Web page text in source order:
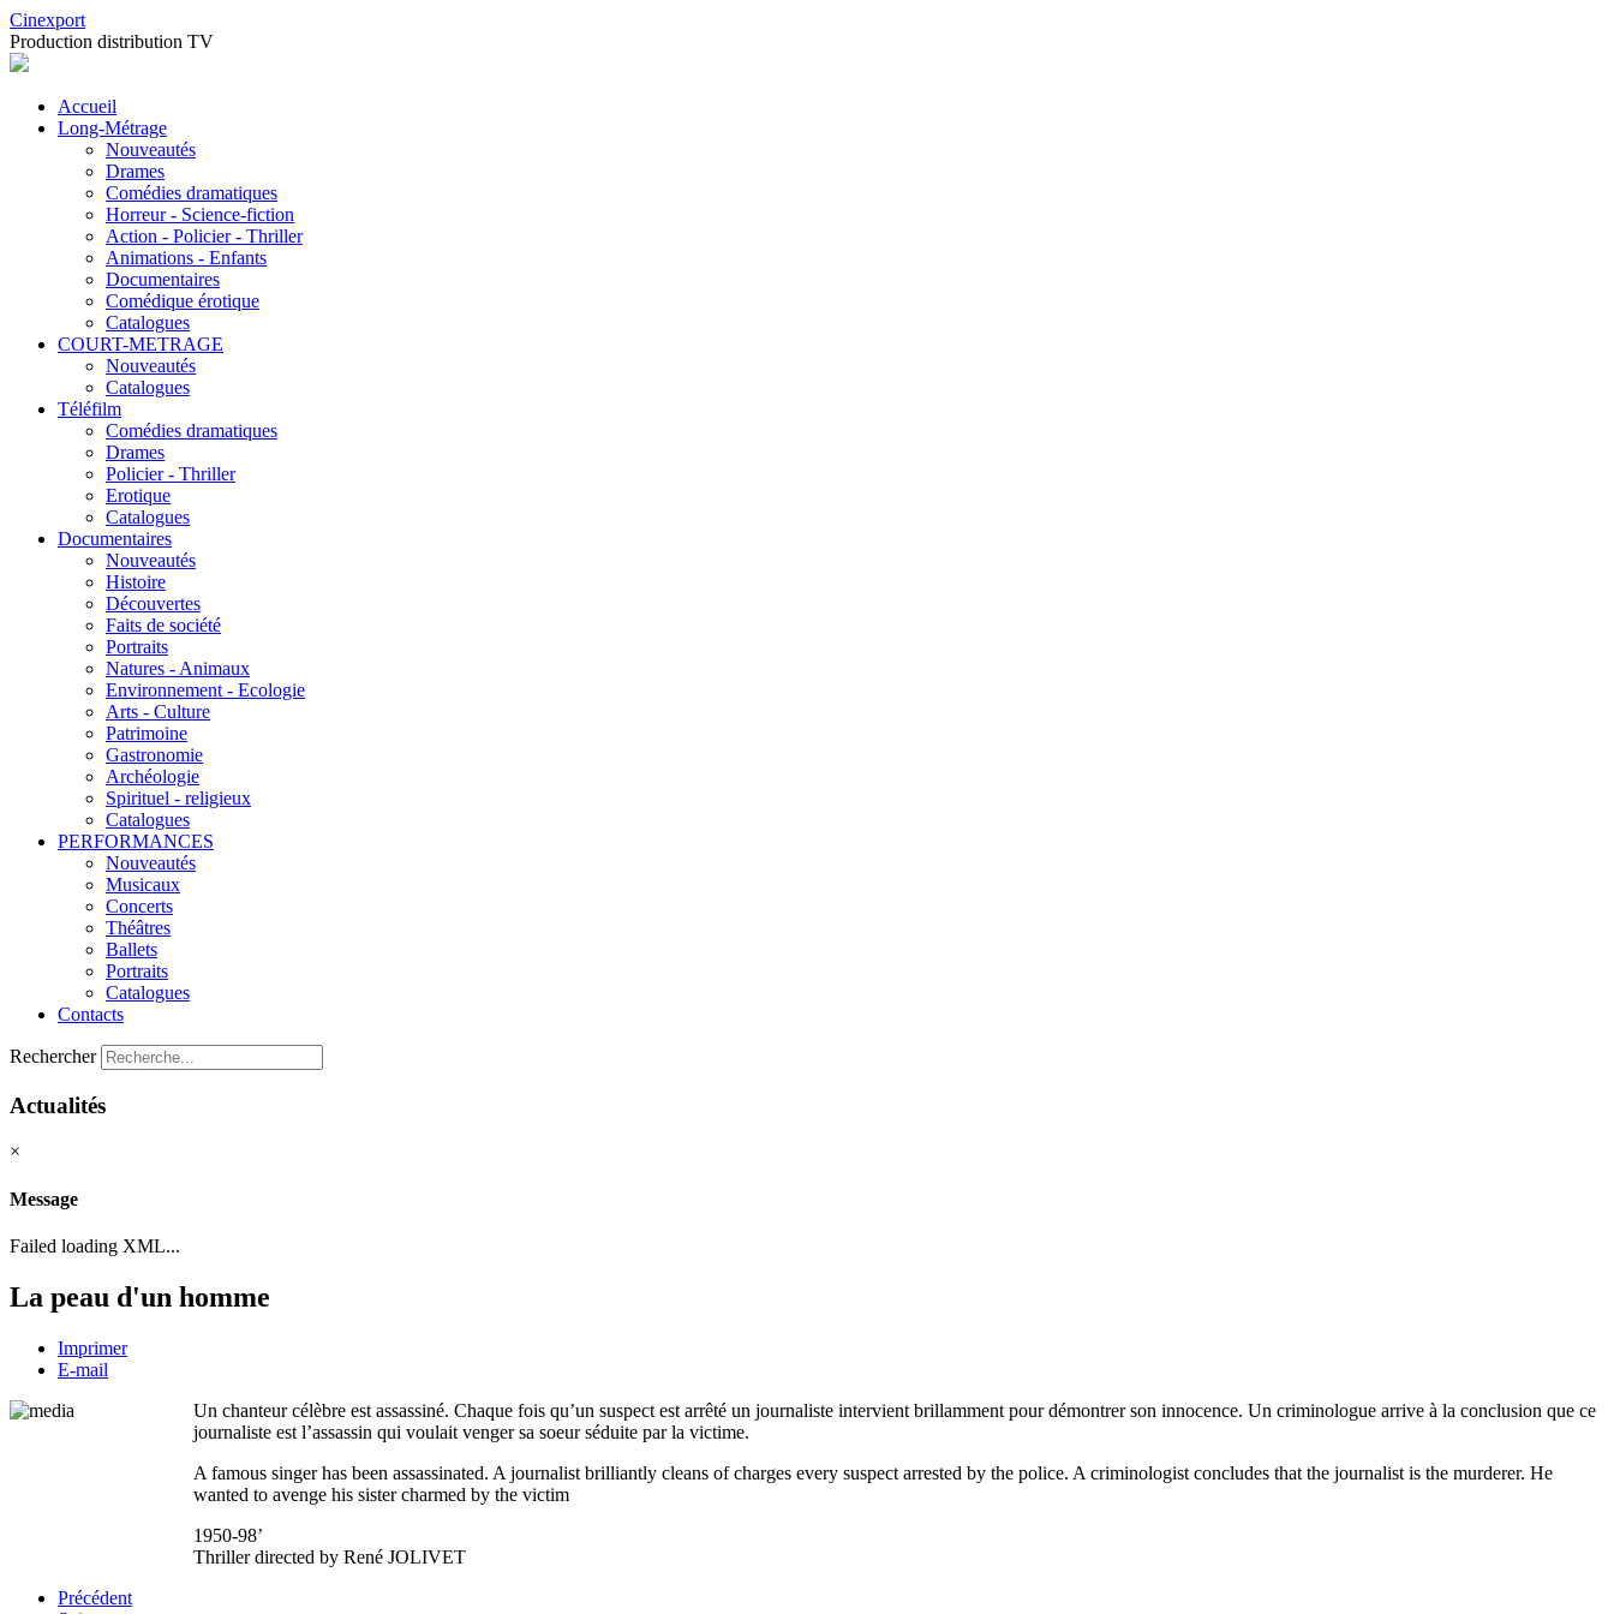
Cinexport
Production distribution TV
Accueil
Long-Métrage
Nouveautés
Drames
Comédies dramatiques
Horreur - Science-fiction
Action - Policier - Thriller
Animations - Enfants
Documentaires
Comédique érotique
Catalogues
COURT-METRAGE
Nouveautés
Catalogues
Téléfilm
Comédies dramatiques
Drames
Policier - Thriller
Erotique
Catalogues
Documentaires
Nouveautés
Histoire
Découvertes
Faits de société
Portraits
Natures - Animaux
Environnement - Ecologie
Arts - Culture
Patrimoine
Gastronomie
Archéologie
Spirituel - religieux
Catalogues
PERFORMANCES
Nouveautés
Musicaux
Concerts
Théâtres
Ballets
Portraits
Catalogues
Contacts
Rechercher
Actualités
×
Message
Failed loading XML...
La peau d'un homme
Imprimer
E-mail
Un chanteur célèbre est assassiné. Chaque fois qu’un suspect est arrêté un journaliste intervient brillamment pour démontrer son innocence. Un criminologue arrive à la conclusion que ce
journaliste est l’assassin qui voulait venger sa soeur séduite par la victime.
A famous singer has been assassinated. A journalist brilliantly cleans of charges every suspect arrested by the police. A criminologist concludes that the journalist is the murderer. He
wanted to avenge his sister charmed by the victim
1950-98’
Thriller directed by René JOLIVET
Précédent